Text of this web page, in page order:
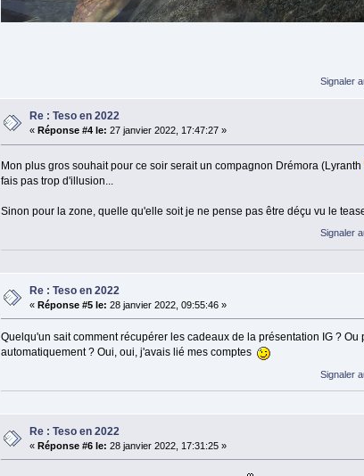
Signaler
Re : Teso en 2022
«Réponse #4 le: 27 janvier 2022, 17:47:27 »
Mon plus gros souhait pour ce soir serait un compagnon Drémora (Lyranth
fais pas trop d'illusion...
Sinon pour la zone, quelle qu'elle soit je ne pense pas être déçu vu le
Signaler
Re : Teso en 2022
«Réponse #5 le: 28 janvier 2022, 09:55:46 »
Quelqu'un sait comment récupérer les cadeaux de la présentation IG ? Ou
automatiquement ? Oui, oui, j'avais lié mes comptes
Signaler
Re : Teso en 2022
«Réponse #6 le: 28 janvier 2022, 17:31:25 »